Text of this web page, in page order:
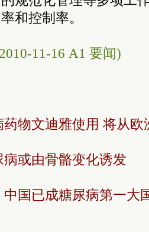
和控制率。
11-16 A1 要闻)
物文迪雅使用 将从欧
病或由骨骼变化诱发
中国已成糖尿病第一大